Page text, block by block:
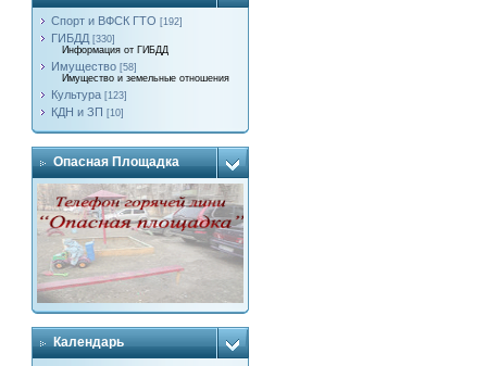
Спорт и ВФСК ГТО [192]
ГИБДД [330]
Информация от ГИБДД
Имущество [58]
Имущество и земельные отношения
Культура [123]
КДН и ЗП [10]
Опасная Площадка
Календарь